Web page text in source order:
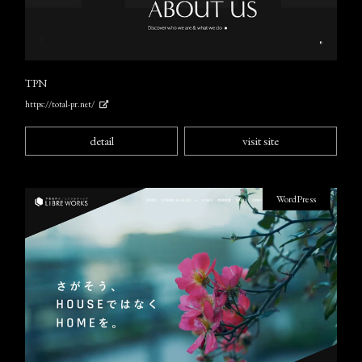
TPN
https://total-pr.net/
detail visit site
WordPress